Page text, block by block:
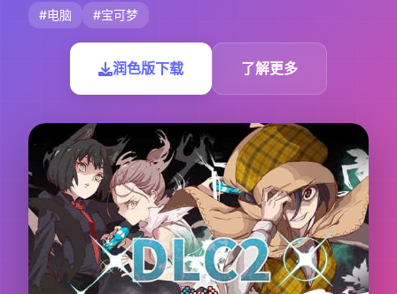
#电脑 #宝可梦
润色版下载 了解更多